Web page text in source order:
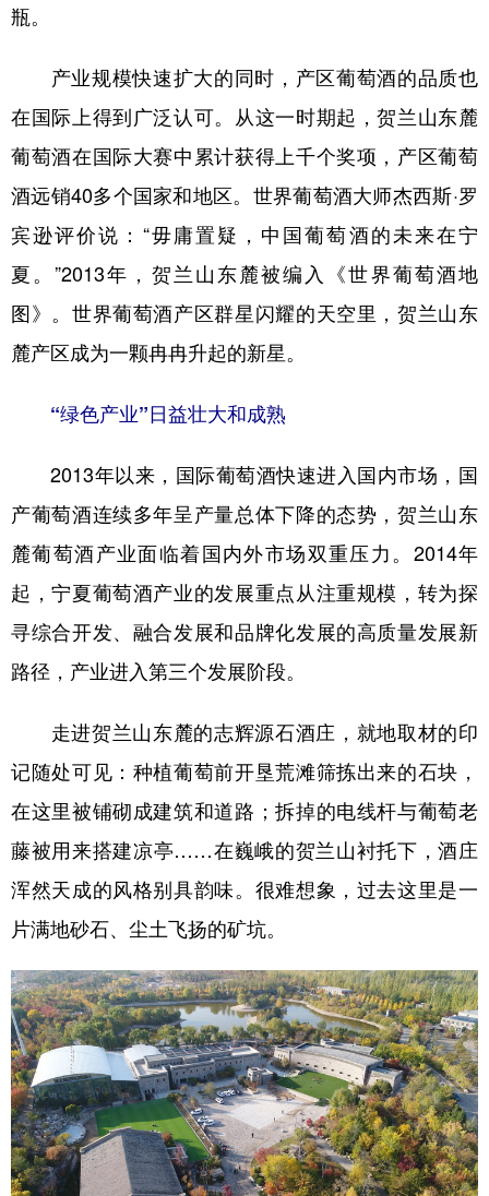
瓶。
产业规模快速扩大的同时，产区葡萄酒的品质也
在国际上得到广泛认可。从这一时期起，贺兰山东麓
葡萄酒在国际大赛中累计获得上千个奖项，产区葡萄
酒远销40多个国家和地区。世界葡萄酒大师杰西斯·罗
宾逊评价说：“毋庸置疑，中国葡萄酒的未来在宁
夏。”2013年，贺兰山东麓被编入《世界葡萄酒地
图》。世界葡萄酒产区群星闪耀的天空里，贺兰山东
麓产区成为一颗冉冉升起的新星。
“绿色产业”日益壮大和成熟
2013年以来，国际葡萄酒快速进入国内市场，国
产葡萄酒连续多年呈产量总体下降的态势，贺兰山东
麓葡萄酒产业面临着国内外市场双重压力。2014年
起，宁夏葡萄酒产业的发展重点从注重规模，转为探
寻综合开发、融合发展和品牌化发展的高质量发展新
路径，产业进入第三个发展阶段。
走进贺兰山东麓的志辉源石酒庄，就地取材的印
记随处可见：种植葡萄前开垦荒滩筛拣出来的石块，
在这里被铺砌成建筑和道路；拆掉的电线杆与葡萄老
藤被用来搭建凉亭……在巍峨的贺兰山衬托下，酒庄
浑然天成的风格别具韵味。很难想象，过去这里是一
片满地砂石、尘土飞扬的矿坑。